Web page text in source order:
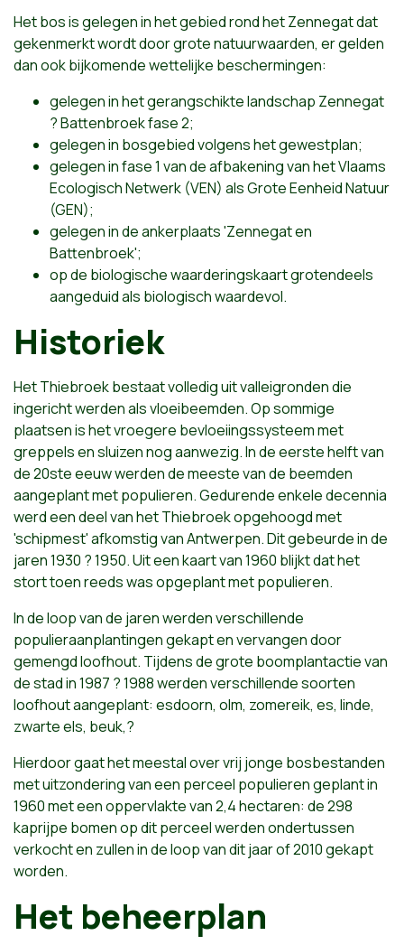
Het bos is gelegen in het gebied rond het Zennegat dat
gekenmerkt wordt door grote natuurwaarden, er gelden
dan ook bijkomende wettelijke beschermingen:
gelegen in het gerangschikte landschap Zennegat
? Battenbroek fase 2;
gelegen in bosgebied volgens het gewestplan;
gelegen in fase 1 van de afbakening van het Vlaams
Ecologisch Netwerk (VEN) als Grote Eenheid Natuur
(GEN);
gelegen in de ankerplaats 'Zennegat en
Battenbroek';
op de biologische waarderingskaart grotendeels
aangeduid als biologisch waardevol.
Historiek
Het Thiebroek bestaat volledig uit valleigronden die
ingericht werden als vloeibeemden. Op sommige
plaatsen is het vroegere bevloeiingssysteem met
greppels en sluizen nog aanwezig. In de eerste helft van
de 20ste eeuw werden de meeste van de beemden
aangeplant met populieren. Gedurende enkele decennia
werd een deel van het Thiebroek opgehoogd met
'schipmest' afkomstig van Antwerpen. Dit gebeurde in de
jaren 1930 ? 1950. Uit een kaart van 1960 blijkt dat het
stort toen reeds was opgeplant met populieren.
In de loop van de jaren werden verschillende
populieraanplantingen gekapt en vervangen door
gemengd loofhout. Tijdens de grote boomplantactie van
de stad in 1987 ? 1988 werden verschillende soorten
loofhout aangeplant: esdoorn, olm, zomereik, es, linde,
zwarte els, beuk,?
Hierdoor gaat het meestal over vrij jonge bosbestanden
met uitzondering van een perceel populieren geplant in
1960 met een oppervlakte van 2,4 hectaren: de 298
kaprijpe bomen op dit perceel werden ondertussen
verkocht en zullen in de loop van dit jaar of 2010 gekapt
worden.
Het beheerplan